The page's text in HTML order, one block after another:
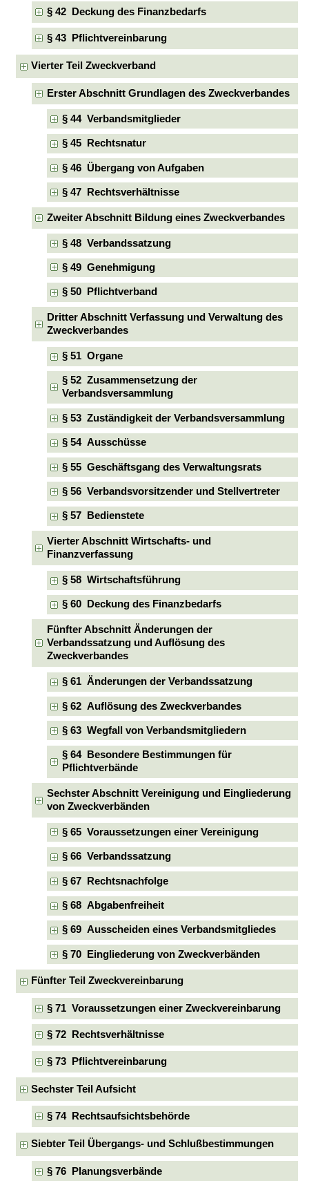
§ 42 Deckung des Finanzbedarfs
§ 43 Pflichtvereinbarung
Vierter Teil Zweckverband
Erster Abschnitt Grundlagen des Zweckverbandes
§ 44 Verbandsmitglieder
§ 45 Rechtsnatur
§ 46 Übergang von Aufgaben
§ 47 Rechtsverhältnisse
Zweiter Abschnitt Bildung eines Zweckverbandes
§ 48 Verbandssatzung
§ 49 Genehmigung
§ 50 Pflichtverband
Dritter Abschnitt Verfassung und Verwaltung des
Zweckverbandes
§ 51 Organe
§ 52 Zusammensetzung der
Verbandsversammlung
§ 53 Zuständigkeit der Verbandsversammlung
§ 54 Ausschüsse
§ 55 Geschäftsgang des Verwaltungsrats
§ 56 Verbandsvorsitzender und Stellvertreter
§ 57 Bedienstete
Vierter Abschnitt Wirtschafts- und
Finanzverfassung
§ 58 Wirtschaftsführung
§ 60 Deckung des Finanzbedarfs
Fünfter Abschnitt Änderungen der
Verbandssatzung und Auflösung des
Zweckverbandes
§ 61 Änderungen der Verbandssatzung
§ 62 Auflösung des Zweckverbandes
§ 63 Wegfall von Verbandsmitgliedern
§ 64 Besondere Bestimmungen für
Pflichtverbände
Sechster Abschnitt Vereinigung und Eingliederung
von Zweckverbänden
§ 65 Voraussetzungen einer Vereinigung
§ 66 Verbandssatzung
§ 67 Rechtsnachfolge
§ 68 Abgabenfreiheit
§ 69 Ausscheiden eines Verbandsmitgliedes
§ 70 Eingliederung von Zweckverbänden
Fünfter Teil Zweckvereinbarung
§ 71 Voraussetzungen einer Zweckvereinbarung
§ 72 Rechtsverhältnisse
§ 73 Pflichtvereinbarung
Sechster Teil Aufsicht
§ 74 Rechtsaufsichtsbehörde
Siebter Teil Übergangs- und Schlußbestimmungen
§ 76 Planungsverbände